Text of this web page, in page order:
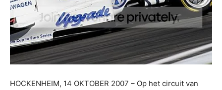
HOCKENHEIM, 14 OKTOBER 2007 – Op het circuit van